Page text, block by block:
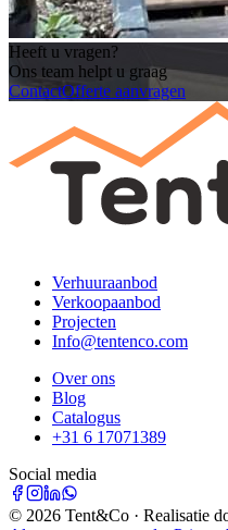
Heeft u vragen?
Ons team helpt u graag
ContactOfferte aanvragen
Verhuuraanbod
Verkoopaanbod
Projecten
Info@tentenco.com
Over ons
Blog
Catalogus
+31 6 17071389
Social media
© 2026 Tent&Co · Realisatie